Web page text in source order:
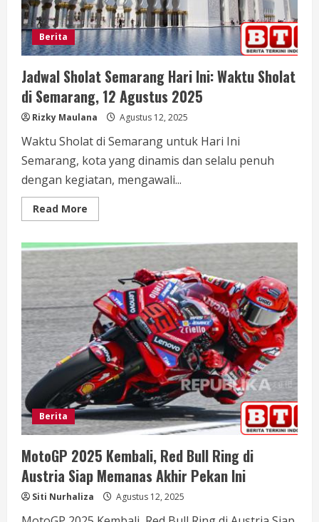
Berita
Jadwal Sholat Semarang Hari Ini: Waktu Sholat
di Semarang, 12 Agustus 2025
Rizky Maulana Agustus 12, 2025
Waktu Sholat di Semarang untuk Hari Ini
Semarang, kota yang dinamis dan selalu penuh
dengan kegiatan, mengawali...
Read More
more
Sholat
Semarang
Ini:
Waktu
Sholat
di
Semarang,
12
Agustus
2025
Berita
MotoGP 2025 Kembali, Red Bull Ring di
Austria Siap Memanas Akhir Pekan Ini
Siti Nurhaliza Agustus 12, 2025